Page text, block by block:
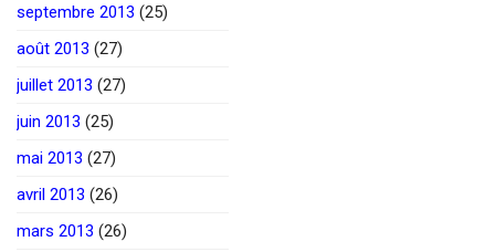
septembre 2013 (25)
août 2013 (27)
juillet 2013 (27)
juin 2013 (25)
mai 2013 (27)
avril 2013 (26)
mars 2013 (26)